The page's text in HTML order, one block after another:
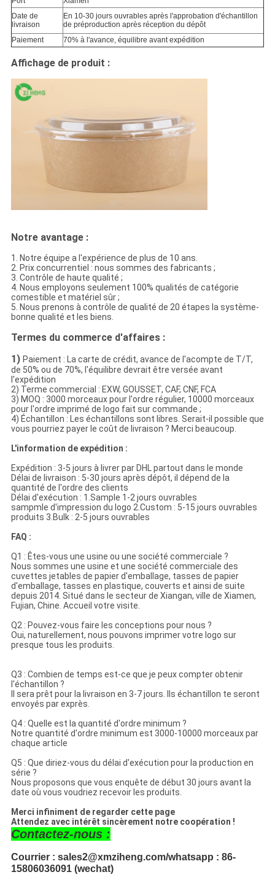
Date de
livraison
En 10-30 jours ouvrables après l'approbation d'échantillon
de préproduction après réception du dépôt
Paiement
70% à l'avance, équilibre avant expédition
Affichage de produit :
Notre avantage :
1. Notre équipe a l'expérience de plus de 10 ans.
2. Prix concurrentiel : nous sommes des fabricants ;
3. Contrôle de haute qualité ;
4. Nous employons seulement 100% qualités de catégorie
comestible et matériel sûr ;
5. Nous prenons à contrôle de qualité de 20 étapes la système-
bonne qualité et les biens.
Termes du commerce d'affaires :
1) Paiement : La carte de crédit, avance de l'acompte de T/T,
de 50% ou de 70%, l'équilibre devrait être versée avant
l'expédition
2) Terme commercial : EXW, GOUSSET, CAF, CNF, FCA
3) MOQ : 3000 morceaux pour l'ordre régulier, 10000 morceaux
pour l'ordre imprimé de logo fait sur commande ;
4) Échantillon : Les échantillons sont libres. Serait-il possible que
vous pourriez payer le coût de livraison ? Merci beaucoup.
L'information de expédition :
Expédition : 3-5 jours à livrer par DHL partout dans le monde
Délai de livraison : 5-30 jours après dépôt, il dépend de la
quantité de l'ordre des clients
Délai d'exécution : 1.Sample 1-2 jours ouvrables
sampmle d'impression du logo 2.Custom : 5-15 jours ouvrables
produits 3.Bulk : 2-5 jours ouvrables
FAQ :
Q1 : Êtes-vous une usine ou une société commerciale ?
Nous sommes une usine et une société commerciale des
cuvettes jetables de papier d'emballage, tasses de papier
d'emballage, tasses en plastique, couverts et ainsi de suite
depuis 2014. Situé dans le secteur de Xiangan, ville de Xiamen,
Fujian, Chine. Accueil votre visite.
Q2 : Pouvez-vous faire les conceptions pour nous ?
Oui, naturellement, nous pouvons imprimer votre logo sur
presque tous les produits.
Q3 : Combien de temps est-ce que je peux compter obtenir
l'échantillon ?
Il sera prêt pour la livraison en 3-7 jours. Ils échantillon te seront
envoyés par exprès.
Q4 : Quelle est la quantité d'ordre minimum ?
Notre quantité d'ordre minimum est 3000-10000 morceaux par
chaque article
Q5 : Que diriez-vous du délai d'exécution pour la production en
série ?
Nous proposons que vous enquête de début 30 jours avant la
date où vous voudriez recevoir les produits.
Merci infiniment de regarder cette page
Attendez avec intérêt sincèrement notre coopération !
Contactez-nous :
Courrier : sales2@xmziheng.com/whatsapp : 86-
15806036091 (wechat)